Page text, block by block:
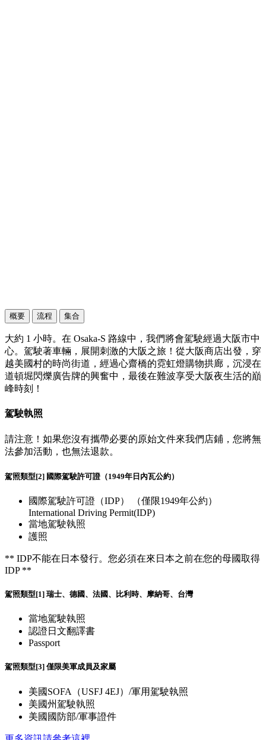
概要 流程 集合
大約 1 小時。在 Osaka-S 路線中，我們將會駕駛經過大阪市中
心。駕駛著車輛，展開刺激的大阪之旅！從大阪商店出發，穿
越美國村的時尚街道，經過心齋橋的霓虹燈購物拱廊，沉浸在
道頓堀閃爍廣告牌的興奮中，最後在難波享受大阪夜生活的巔
峰時刻！
駕駛執照
請注意！如果您沒有攜帶必要的原始文件來我們店鋪，您將無
法參加活動，也無法退款。
駕照類型[2] 國際駕駛許可證（1949年日內瓦公約）
國際駕駛許可證（IDP） （僅限1949年公約）
International Driving Permit(IDP)
當地駕駛執照
護照
** IDP不能在日本發行。您必須在來日本之前在您的母國取得
IDP **
駕照類型[1] 瑞士、德國、法國、比利時、摩納哥、台灣
當地駕駛執照
認證日文翻譯書
Passport
駕照類型[3] 僅限美軍成員及家屬
美國SOFA（USFJ 4EJ）/軍用駕駛執照
美國州駕駛執照
美國國防部/軍事證件